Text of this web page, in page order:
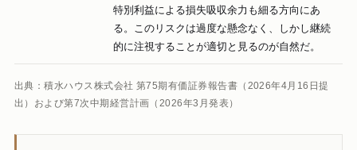
特別利益による損失吸収余力も細る方向にあ
る。このリスクは過度な懸念なく、しかし継続
的に注視することが適切と見るのが自然だ。
出典：積水ハウス株式会社 第75期有価証券報告書（2026年4月16日提
出）および第7次中期経営計画（2026年3月発表）